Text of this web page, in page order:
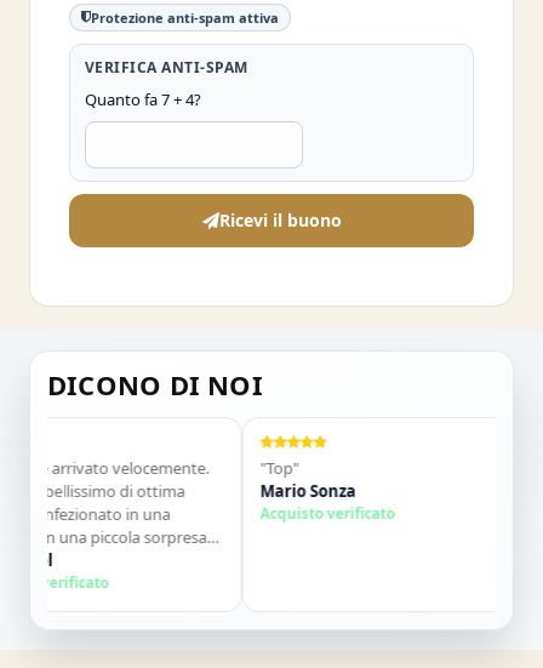
Protezione anti-spam attiva
VERIFICA ANTI-SPAM
Quanto fa 7 + 4?
Ricevi il buono
DICONO DI NOI
velocemente.
di ottima
in una
piccola sorpresa
perfetto. Lo
Grazie ,alla
"Top"
Mario Sonza
Acquisto verificato